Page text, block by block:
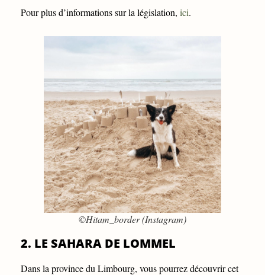
Pour plus d’informations sur la législation, ici.
©Hitam_border (Instagram)
2. LE SAHARA DE LOMMEL
Dans la province du Limbourg, vous pourrez découvrir cet